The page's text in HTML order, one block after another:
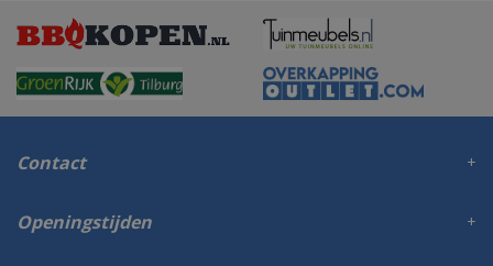
Contact
Openingstijden